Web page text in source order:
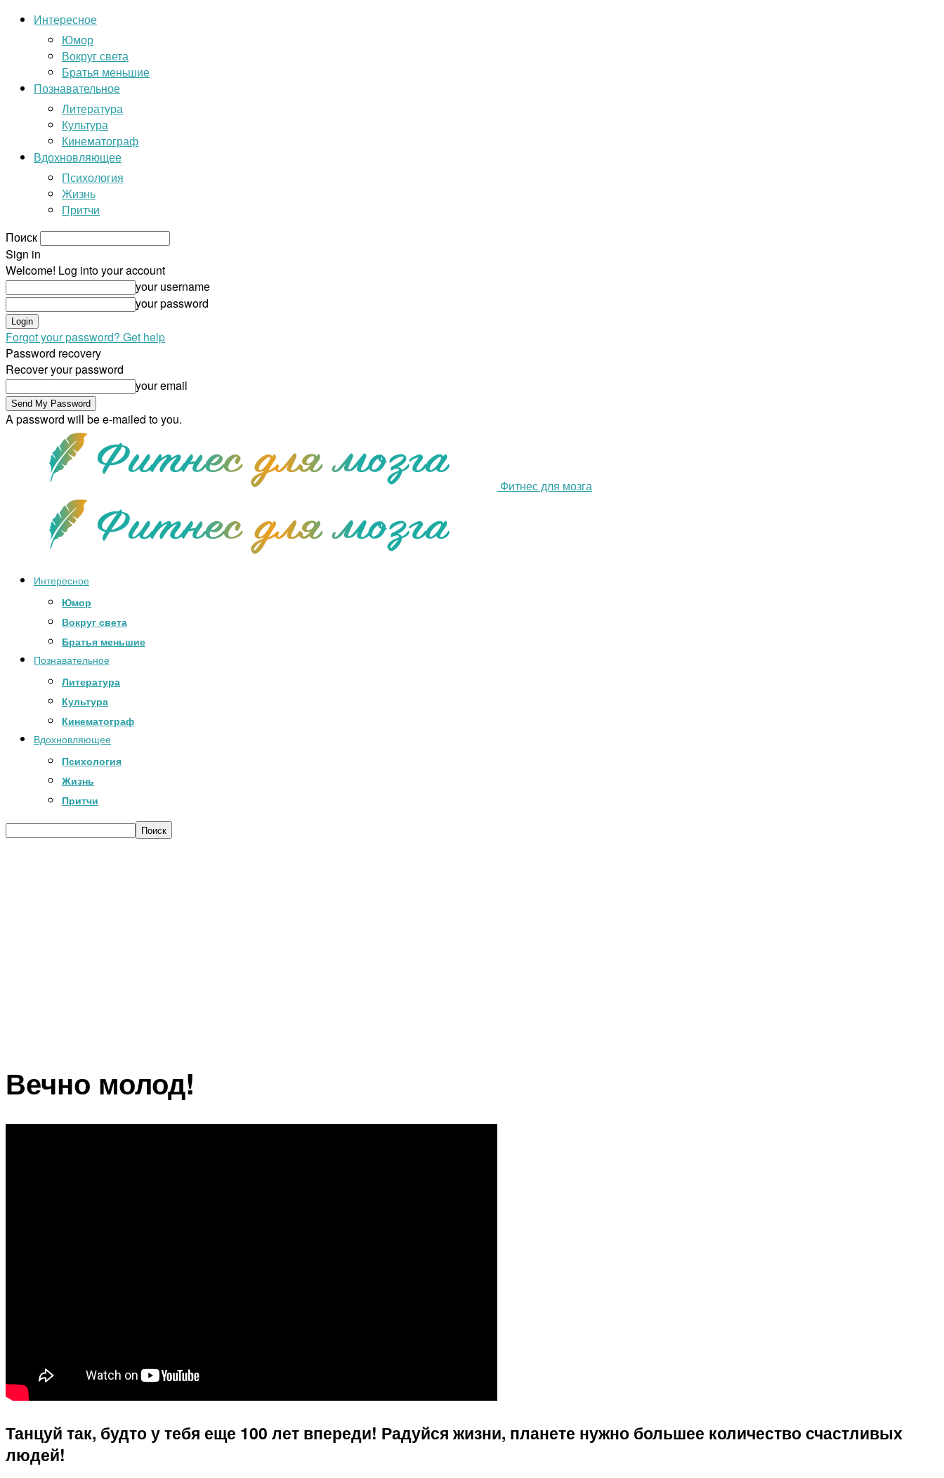
Интересное
Юмор
Вокруг света
Братья меньшие
Познавательное
Литература
Культура
Кинематограф
Вдохновляющее
Психология
Жизнь
Притчи
Поиск
Sign in
Welcome! Log into your account
your username
your password
Forgot your password? Get help
Password recovery
Recover your password
your email
A password will be e-mailed to you.
Фитнес для мозга
Интересное
Юмор
Вокруг света
Братья меньшие
Познавательное
Литература
Культура
Кинематограф
Вдохновляющее
Психология
Жизнь
Притчи
Вечно молод!
Танцуй так, будто у тебя еще 100 лет впереди! Радуйся жизни, планете нужно большее количество счастливых
людей!